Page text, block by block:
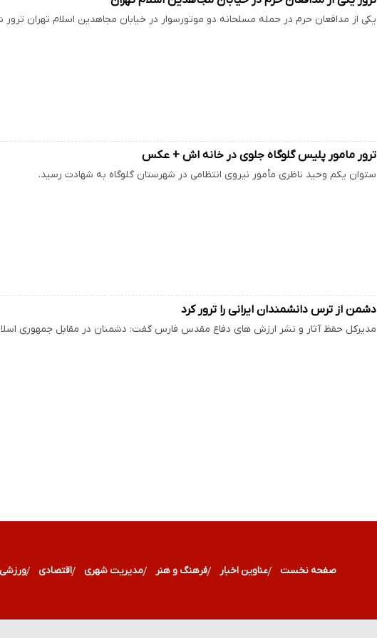
یکی از مدافعان حرم در حمله مسلحانه دو موتورسوار در خیابان مجاهدین اسلام تهران ترور
ترور مامور پلیس گلوگاه جلوی در خانه اش + عکس
ستوان یکم وحید ناظری مأمور نیروی انتظامی در شهرستان گلوگاه به شهادت رسید.
دشمن از ترس دانشمندان ایرانی را ترور کرد
مدیرکل حفظ آثار و نشر ارزش های دفاع مقدس فارس گفت: دشمنان در مقابل جمهوری
صفحه نخست عناوین اخبار فرهنگ و هنر مدیریت شهری اقتصادی ورزشی